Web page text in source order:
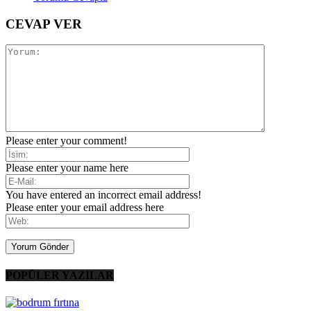
CEVAP VER
Please enter your comment!
Please enter your name here
You have entered an incorrect email address!
Please enter your email address here
POPÜLER YAZILAR